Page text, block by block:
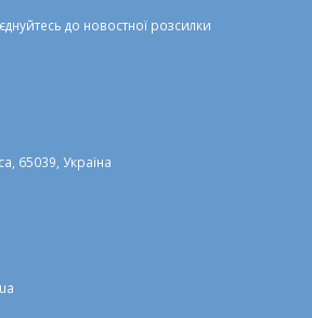
до новостної розсилки
65039, Україна